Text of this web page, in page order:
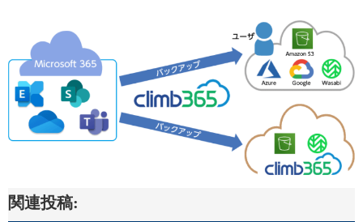
関連投稿: